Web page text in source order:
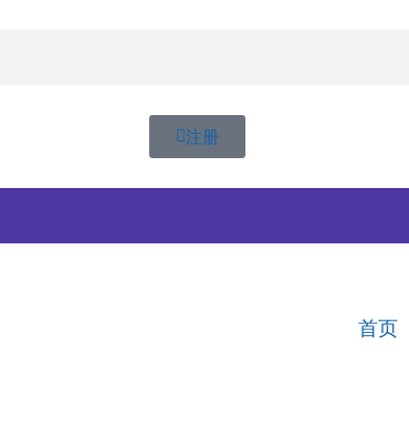
注册
首页